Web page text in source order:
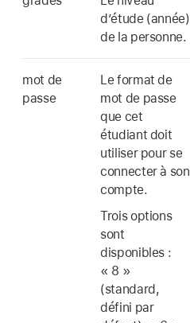
d’étude (année)
de la personne.
mot de
passe
Le format de
mot de passe
que cet
étudiant doit
utiliser pour se
connecter à son
compte.
Trois options
sont
disponibles :
« 8 »
(standard,
défini par